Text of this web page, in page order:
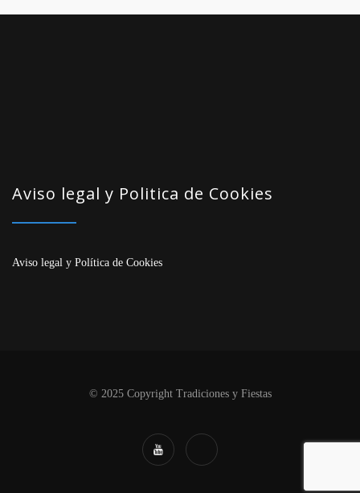
Aviso legal y Politica de Cookies
Aviso legal y Política de Cookies
© 2025 Copyright Tradiciones y Fiestas